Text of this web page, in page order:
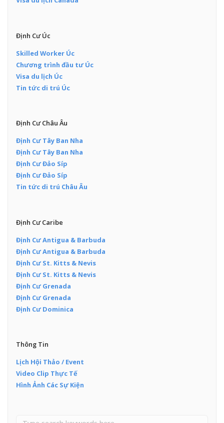
Định Cư Úc
Skilled Worker Úc
Chương trình đầu tư Úc
Visa du lịch Úc
Tin tức di trú Úc
Định Cư Châu Âu
Định Cư Tây Ban Nha
Định Cư Tây Ban Nha
Định Cư Đảo Síp
Định Cư Đảo Síp
Tin tức di trú Châu Âu
Định Cư Caribe
Định Cư Antigua & Barbuda
Định Cư Antigua & Barbuda
Định Cư St. Kitts & Nevis
Định Cư St. Kitts & Nevis
Định Cư Grenada
Định Cư Grenada
Định Cư Dominica
Thông Tin
Lịch Hội Thảo / Event
Video Clip Thực Tế
Hình Ảnh Các Sự Kiện